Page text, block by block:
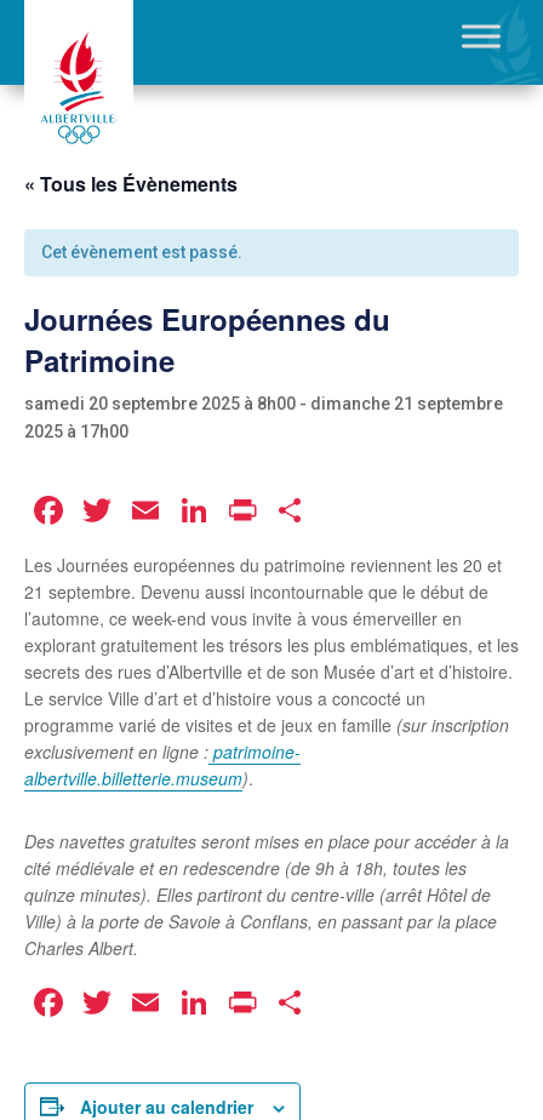
« Tous les Évènements
Cet évènement est passé.
Journées Européennes du
Patrimoine
samedi 20 septembre 2025 à 8h00 - dimanche 21 septembre
2025 à 17h00
Facebook
Twitter
EmailLinkedIn
Print
Les Journées européennes du patrimoine reviennent les 20 et
21 septembre. Devenu aussi incontournable que le début de
l’automne, ce week-end vous invite à vous émerveiller en
explorant gratuitement les trésors les plus emblématiques, et les
secrets des rues d’Albertville et de son Musée d’art et d’histoire.
Le service Ville d’art et d’histoire vous a concocté un
programme varié de visites et de jeux en famille (sur inscription
exclusivement en ligne : patrimoine-
albertville.billetterie.museum).
Des navettes gratuites seront mises en place pour accéder à la
cité médiévale et en redescendre (de 9h à 18h, toutes les
quinze minutes). Elles partiront du centre-ville (arrêt Hôtel de
Ville) à la porte de Savoie à Conflans, en passant par la place
Charles Albert.
Facebook
Twitter
EmailLinkedIn
Print
Ajouter au calendrier